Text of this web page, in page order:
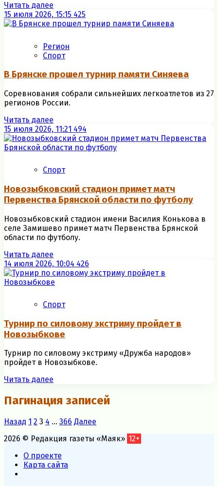
Читать далее
15 июля 2026, 15:15 425
Регион
Спорт
В Брянске прошел турнир памяти Синяева
Соревнования собрали сильнейших легкоатлетов из 27
регионов России.
Читать далее
15 июля 2026, 11:21 494
Спорт
Новозыбковский стадион примет матч
Первенства Брянской области по футболу
Новозыбковский стадион имени Василия Конькова в
селе Замишево примет матч Первенства Брянской
области по футболу.
Читать далее
14 июля 2026, 10:04 426
Спорт
Турнир по силовому экстриму пройдет в
Новозыбкове
Турнир по силовому экстриму «Дружба народов»
пройдет в Новозыбкове.
Читать далее
Пагинация записей
Назад 1 2 3 4 … 366 Далее
2026 © Редакция газеты «Маяк» 12+
О проекте
Карта сайта